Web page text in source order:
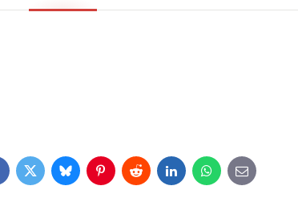
TwitterBlueskyPinterestRedditLinkedInWhatsApp
E-
mail